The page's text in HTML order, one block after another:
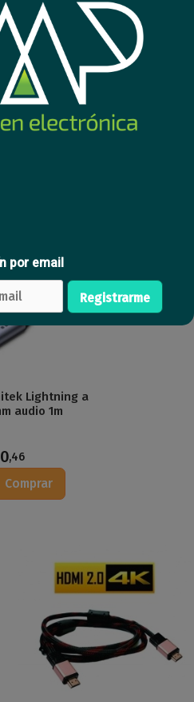
Manejador de cable UTP
NRG+ 1U 24 Puertos
USD9,83
Lightning a
audio 1m
,46
Comprar
por email
Registrarme